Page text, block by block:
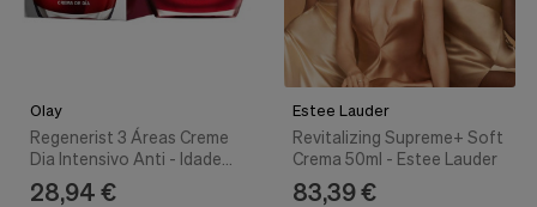
tráfico
utilizan
Olay
Regenerist 3 Áreas Creme
Dia Intensivo Anti - Idade
50ml - Olay
28,94 €
Estee Lauder
Revitalizing Supreme+ Soft
Crema 50ml - Estee Lauder
83,39 €